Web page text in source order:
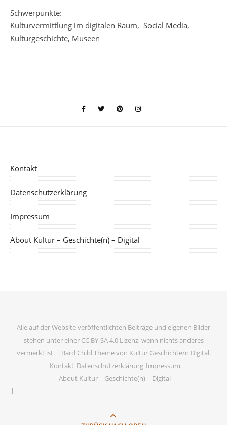
Schwerpunkte:
Kulturvermittlung im digitalen Raum, Social Media,
Kulturgeschichte, Museen
Kontakt
Datenschutzerklärung
Impressum
About Kultur – Geschichte(n) – Digital
Alle auf der Website veröffentlichten Beiträge und eigenen Bilder
stehen unter einer CC BY-SA 4.0 Lizenz, wenn nichts anderes
vermerkt ist. | Bard Child Theme von Kultur Geschichte/n Digital.
Kontakt Datenschutzerklärung Impressum
About Kultur – Geschichte(n) – Digital